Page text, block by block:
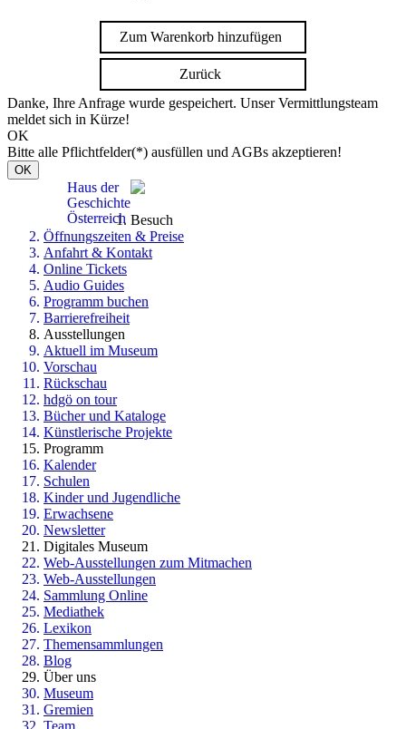
Zum Warenkorb hinzufügen
Zurück
Danke, Ihre Anfrage wurde gespeichert. Unser Vermittlungsteam
meldet sich in Kürze!
OK
Bitte alle Pflichtfelder(*) ausfüllen und AGBs akzeptieren!
OK
Haus der
Geschichte
Österreich Besuch
Öffnungszeiten & Preise
Anfahrt & Kontakt
Online Tickets
Audio Guides
Programm buchen
Barrierefreiheit
Ausstellungen
Aktuell im Museum
Vorschau
Rückschau
hdgö on tour
Bücher und Kataloge
Künstlerische Projekte
Programm
Kalender
Schulen
Kinder und Jugendliche
Erwachsene
Newsletter
Digitales Museum
Web-Ausstellungen zum Mitmachen
Web-Ausstellungen
Sammlung Online
Mediathek
Lexikon
Themensammlungen
Blog
Über uns
Museum
Gremien
Team